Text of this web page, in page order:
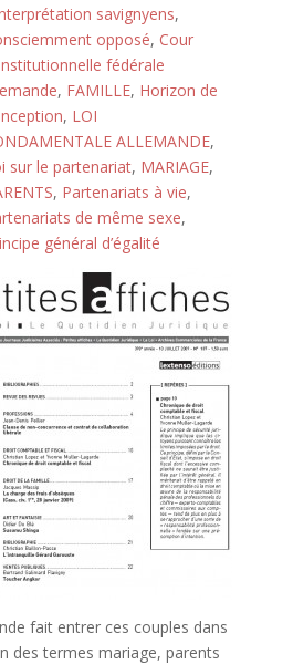
savignyens,
opposé, Cour
fédérale
, FAMILLE, Horizon de
, LOI
ALLEMANDE,
sur le partenariat, MARIAGE,
, Partenariats à vie,
de même sexe,
général d’égalité
fait entrer ces couples dans
des termes mariage, parents